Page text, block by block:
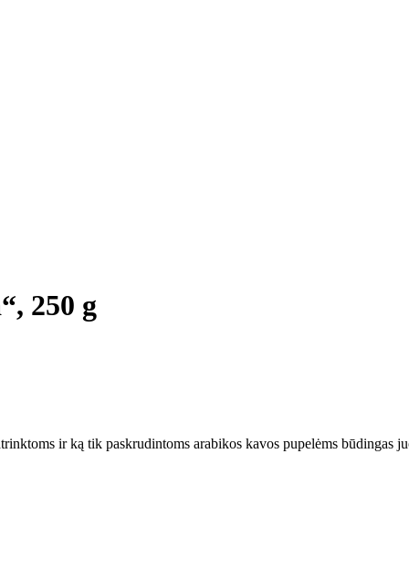
250 g
ir ką tik paskrudintoms arabikos kavos pupelėms būdingas